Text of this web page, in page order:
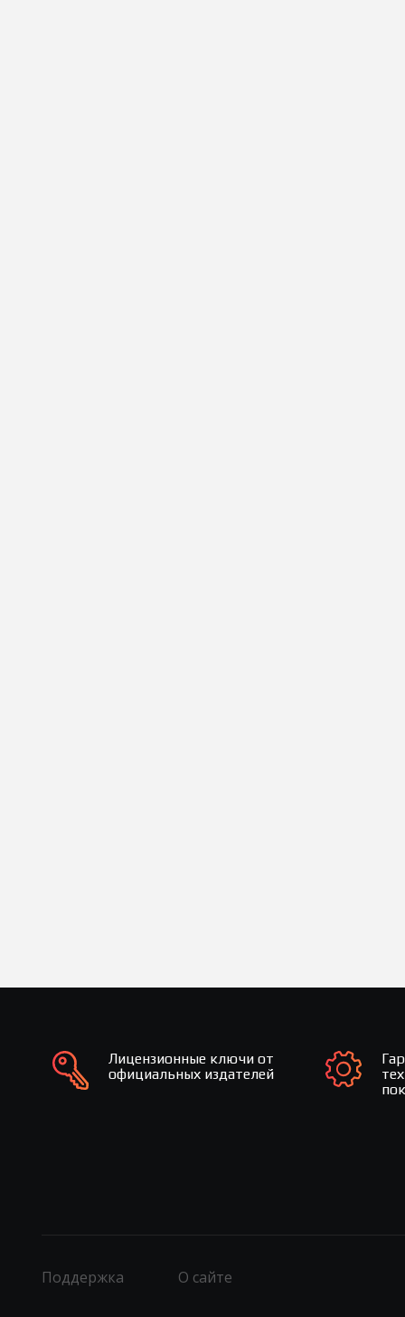
Лицензионные ключи от
официальных издателей
Поддержка О сайте